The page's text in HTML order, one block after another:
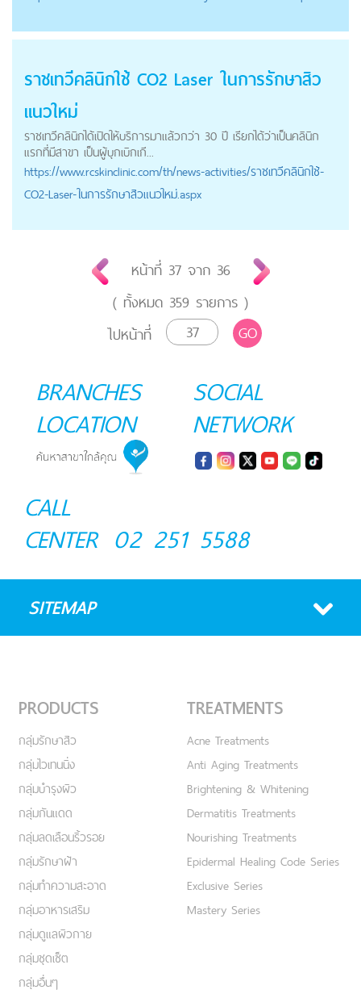
ราชเทวีคลินิกใช้ CO2 Laser ในการรักษาสิว
แนวใหม่
ราชเทวีคลินิกได้เปิดให้บริการมาแล้วกว่า 30 ปี เรียกได้ว่าเป็นคลินิก
แรกที่มีสาขา เป็นผู้บุกเบิกเกี...
https://www.rcskinclinic.com/th/news-activities/ราชเทวีคลินิกใช้-
CO2-Laser-ในการรักษาสิวแนวใหม่.aspx
หน้าที่ 37จาก 36
( ทั้งหมด 359 รายการ )
ไปหน้าที่
GO
BRANCHES
LOCATION
SOCIAL
NETWORK
CALL
CENTER 02 251 5588
SITEMAP
PRODUCTS
กลุ่มรักษาสิว
กลุ่มไวเทนนิ่ง
กลุ่มบำรุงผิว
กลุ่มกันแดด
กลุ่มลดเลือนริ้วรอย
กลุ่มรักษาฝ้า
กลุ่มทำความสะอาด
กลุ่มอาหารเสริม
กลุ่มดูแลผิวกาย
กลุ่มชุดเซ็ต
กลุ่มอื่นๆ
TREATMENTS
Acne Treatments
Anti Aging Treatments
Brightening & Whitening
Dermatitis Treatments
Nourishing Treatments
Epidermal Healing Code Series
Exclusive Series
Mastery Series